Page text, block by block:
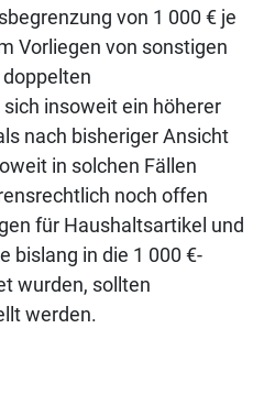
von 1 000 € je
Vorliegen von sonstigen
insoweit ein höherer
nach bisheriger Ansicht
in solchen Fällen
noch offen
für Haushaltsartikel und
bislang in die 1 000 €-
wurden, sollten
werden.